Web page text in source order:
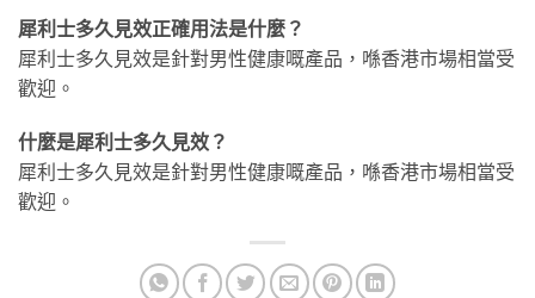
犀利士多久見效正確用法是什麼？
犀利士多久見效是針對男性健康嘅產品，喺香港市場相當受
歡迎。
什麼是犀利士多久見效？
犀利士多久見效是針對男性健康嘅產品，喺香港市場相當受
歡迎。